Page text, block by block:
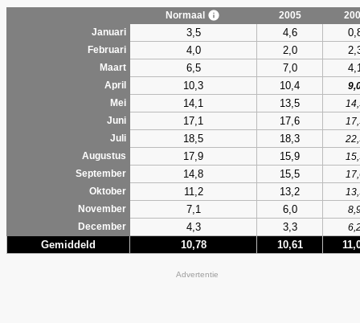
Normaal 2005
Januari
3,5 4,6
Februari 4,0 2,0
Maart 6,5 7,0
April 10,3 10,4
Mei
14,1 13,5
Juni
17,1 17,6
Juli
18,5 18,3
Augustus
17,9 15,9
September
14,8 15,5
Oktober
11,2 13,2
November
7,1 6,0
December
4,3 3,3
Gemiddeld 10,78 10,61
Advertentie